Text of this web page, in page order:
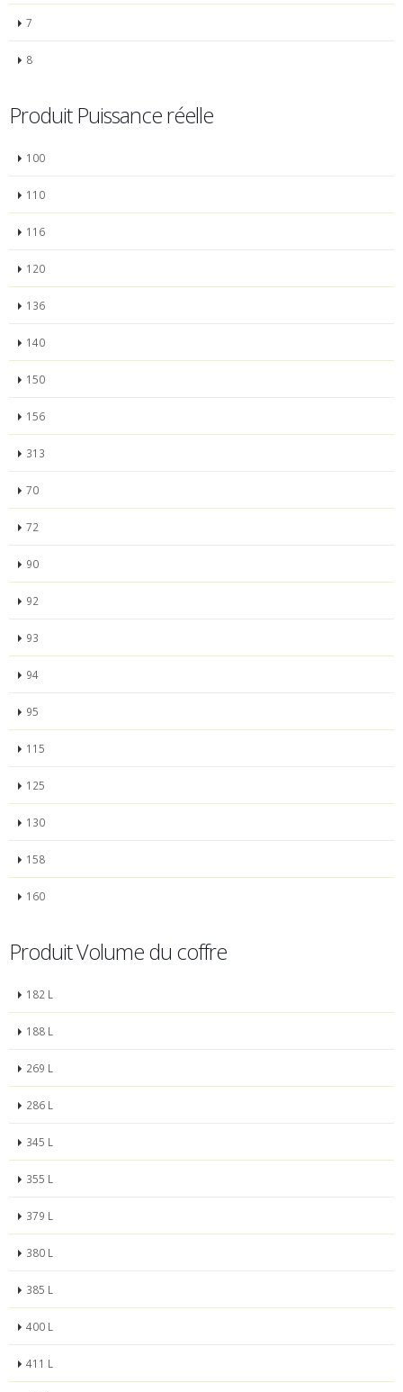
7
8
Produit Puissance réelle
100
110
116
120
136
140
150
156
313
70
72
90
92
93
94
95
115
125
130
158
160
Produit Volume du coffre
182 L
188 L
269 L
286 L
345 L
355 L
379 L
380 L
385 L
400 L
411 L